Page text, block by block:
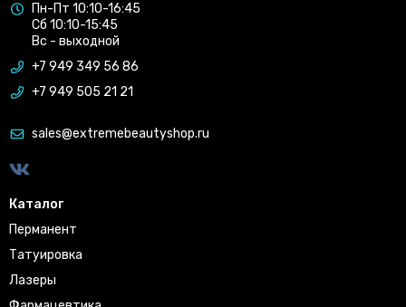
Пн-Пт 10:10-16:45
Сб 10:10-15:45
Вс - выходной
+7 949 349 56 86
+7 949 505 21 21
sales@extremebeautyshop.ru
Каталог
Перманент
Татуировка
Лазеры